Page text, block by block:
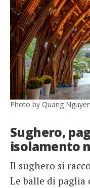
Photo by Quang
Sughero,
isolamento
Il sughero si
Le balle di